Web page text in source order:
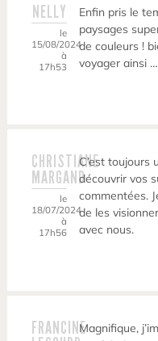
NELLY
le
15/08/2024
à
17h53
Enfin pris le
paysages
de couleurs !
voyager ainsi …
CHRISTIANE
MARGAND
le
18/07/2024
à
17h56
C’est toujours
découvrir vos
commentées.
de les
avec nous.
FRANCINEMagnifique,